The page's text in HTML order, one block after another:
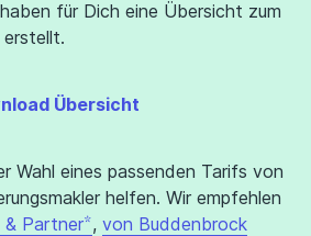
für Dich eine Übersicht zum
erstellt.
Übersicht
Wahl eines passenden Tarifs von
helfen. Wir empfehlen
& Partner , von Buddenbrock